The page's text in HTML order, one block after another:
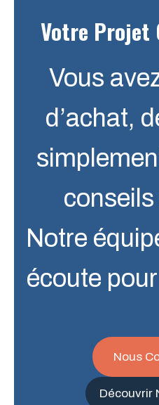
Votre Projet
Vous
d’achat,
Notre
écoute
Nous
Découvrir